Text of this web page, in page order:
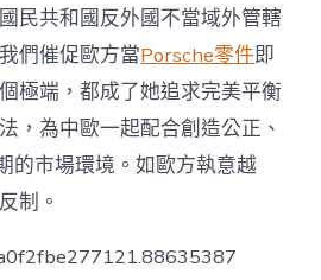
民共和國反外國不當域外管轄
們催促歐方當Porsche零件即
極端，都成了她追求完美平衡
，為中歐一起配合創造公正、
的市場環境。如歐方執意越
制。